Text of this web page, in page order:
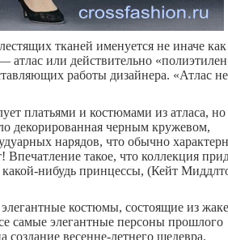
тканей именуется не иначе как
атлас или действительно
работы дизайнера. «Атлас не
платьями и костюмами из атласа, но
декорированная черным кружевом,
нарядов, что обычно
такое, что коллекция
нибудь принцессы, (Кейт
костюмы, состоящие из
самые элегантные персоны прошлого
создание весенне-летнего шедевра.